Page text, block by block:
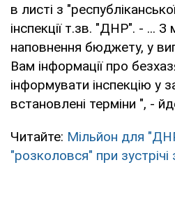
в листі з
інспекції т.зв. "ДНР". - ...
наповнення бюджету, у
Вам інформації про
інформувати інспекцію у
встановлені терміни ", -
Читайте: Мільйон для
"розколовся" при